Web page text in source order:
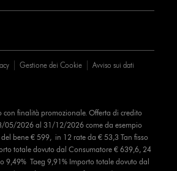
Gestione dei Cookie Avviso sui dati
con finalità promozionale. Offerta di credito
05/2026 al 31/12/2026 come da esempio
del bene € 599, in 12 rate da € 53,3 Tan fisso
totale dovuto dal Consumatore € 639,6, 24
9,49% Taeg 9,91% Importo totale dovuto dal